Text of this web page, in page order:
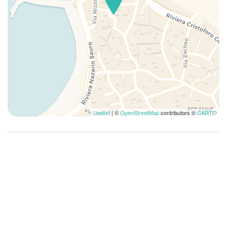
Leaflet| ©OpenStreetMapcontributors ©CARTO